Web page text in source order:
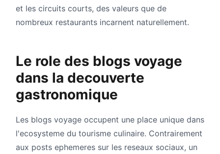
et les circuits courts, des valeurs que de
nombreux restaurants incarnent naturellement.
Le role des blogs voyage
dans la decouverte
gastronomique
Les blogs voyage occupent une place unique dans
l'ecosysteme du tourisme culinaire. Contrairement
aux posts ephemeres sur les reseaux sociaux, un